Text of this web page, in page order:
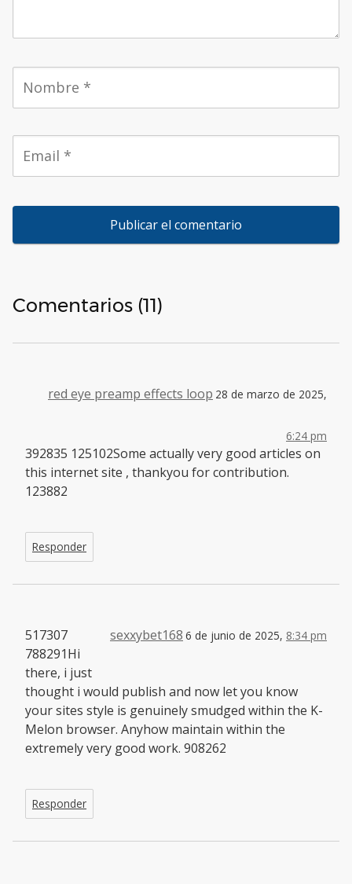
Comentarios (11)
red eye preamp effects loop 28 de marzo de 2025,
6:24 pm
392835 125102Some actually very good articles on
this internet site , thankyou for contribution.
123882
Responder
sexxybet168 6 de junio de 2025, 8:34 pm
517307
788291Hi
there, i just
thought i would publish and now let you know
your sites style is genuinely smudged within the K-
Melon browser. Anyhow maintain within the
extremely very good work. 908262
Responder